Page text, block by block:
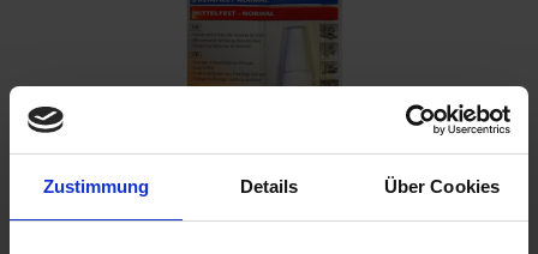
Zustimmung Details Über Cookies
11,90 €